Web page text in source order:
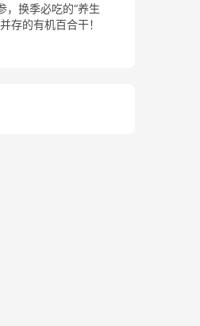
，换季必吃的“养生
存的有机百合干！